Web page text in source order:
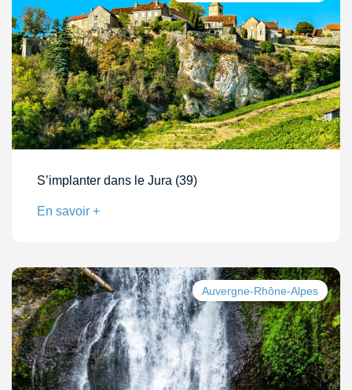
S’implanter dans le Jura (39)
En savoir +
Auvergne-Rhône-Alpes